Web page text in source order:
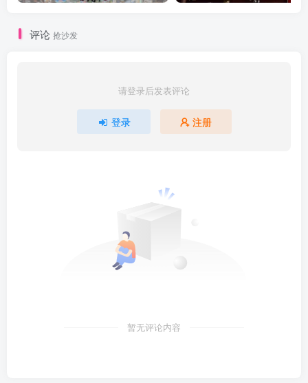
评论 抢沙发
请登录后发表评论
登录 注册
暂无评论内容